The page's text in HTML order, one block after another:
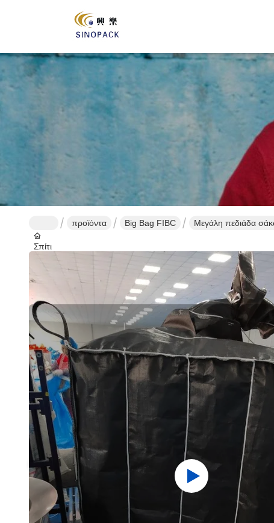
Σπίτι
προϊόντα Big Bag FIBC Μεγάλη πεδιάδα